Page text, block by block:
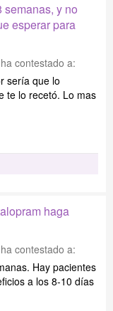
semanas, y no
esperar para
ha contestado a:
sería que lo
te lo recetó. Lo mas
haga
ha contestado a:
Hay pacientes
a los 8-10 días